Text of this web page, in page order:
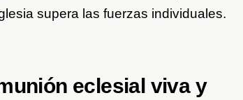
supera las fuerzas individuales.
eclesial viva y